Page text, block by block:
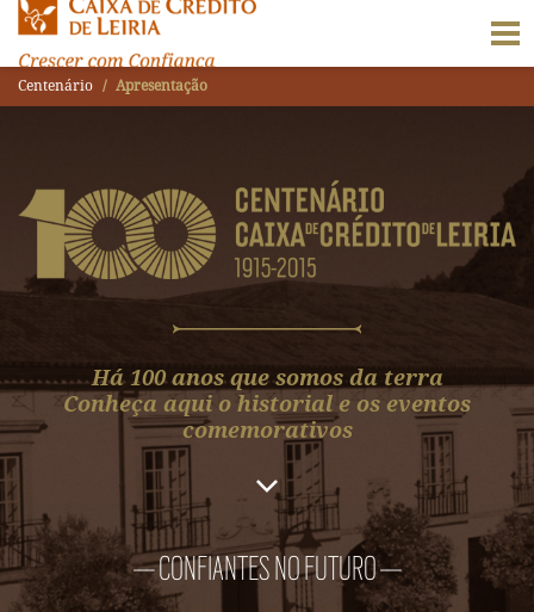
Centenário Apresentação
Há 100 anos que somos da terra
Conheça aqui o historial e os eventos
comemorativos
— CONFIANTES NO FUTURO —